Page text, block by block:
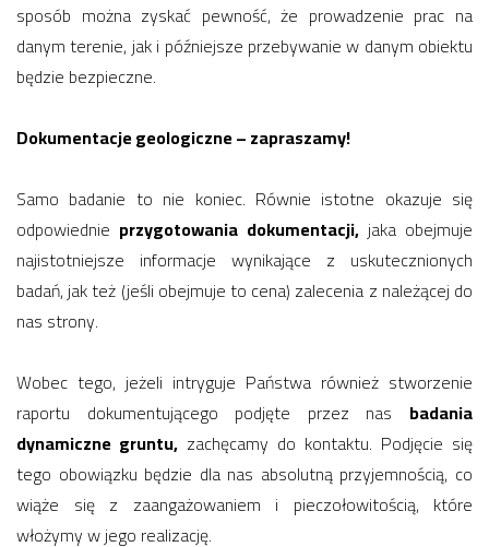
sposób można zyskać pewność, że prowadzenie prac na
danym terenie, jak i późniejsze przebywanie w danym obiektu
będzie bezpieczne.
Dokumentacje geologiczne – zapraszamy!
Samo badanie to nie koniec. Równie istotne okazuje się
odpowiednie przygotowania dokumentacji,jaka obejmuje
najistotniejsze informacje wynikające z uskutecznionych
badań, jak też (jeśli obejmuje to cena) zalecenia z należącej do
nas strony.
Wobec tego, jeżeli intryguje Państwa również stworzenie
raportu dokumentującego podjęte przez nas badania
dynamiczne gruntu, zachęcamy do kontaktu. Podjęcie się
tego obowiązku będzie dla nas absolutną przyjemnością, co
wiąże się z zaangażowaniem i pieczołowitością, które
włożymy w jego realizację.